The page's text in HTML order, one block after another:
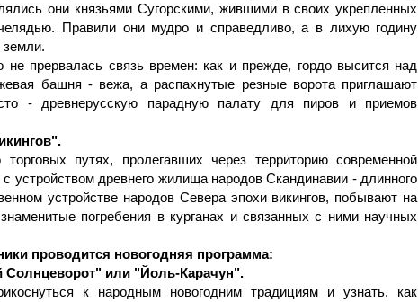
они князьями Сугорскими, жившими в своих укрепленных
Правили они мудро и справедливо, а в лихую годину
земли.
прервалась связь времен: как и прежде, гордо высится над
башня - вежа, а распахнутые резные ворота приглашают
- древнерусскую парадную палату для пиров и приемов
путях, пролегавших через территорию современной
устройством древнего жилища народов Скандинавии - длинного
устройстве народов Севера эпохи викингов, побывают на
погребения в курганах и связанных с ними научных
проводится новогодняя программа:
Солнцеворот" или "Йоль-Карачун".
к народным новогодним традициям и узнать, как